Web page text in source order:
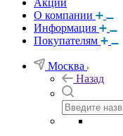
Акции
О компании
Информация
Покупателям
Москва
Назад